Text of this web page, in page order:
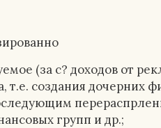
(за с? доходов от
т.е. создания дочерних
групп и др.;